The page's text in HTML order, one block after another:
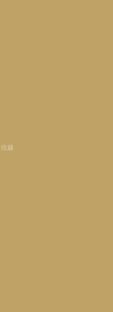
越